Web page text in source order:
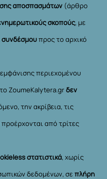
αποσπασμάτων (άρθρο
σκοπούς, με
συνδέσμουπρος το αρχικό
περιεχομένου
ZoumeKalytera.grδεν
την ακρίβεια, τις
από τρίτες
στατιστικά, χωρίς
δεδομένων, σεπλήρη